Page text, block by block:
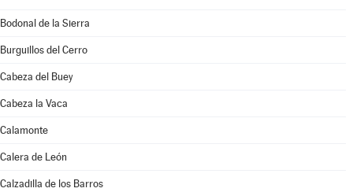
Bodonal de la Sierra
Burguillos del Cerro
Cabeza del Buey
Cabeza la Vaca
Calamonte
Calera de León
Calzadilla de los Barros